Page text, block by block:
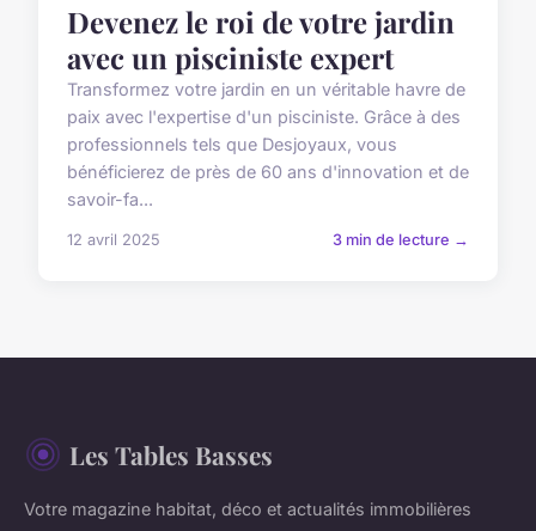
Devenez le roi de votre jardin
avec un pisciniste expert
Transformez votre jardin en un véritable havre de
paix avec l'expertise d'un pisciniste. Grâce à des
professionnels tels que Desjoyaux, vous
bénéficierez de près de 60 ans d'innovation et de
savoir-fa...
12 avril 2025 3 min de lecture →
Les Tables Basses
Votre magazine habitat, déco et actualités immobilières